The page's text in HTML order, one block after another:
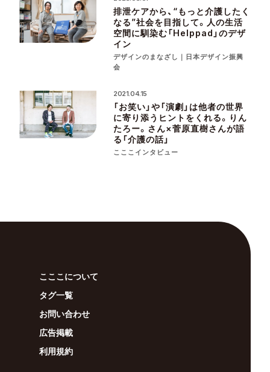
排泄ケアから、“もっと介護したく
なる”社会を目指して。人の生活
空間に馴染む「Helppad」のデザ
イン
デザインのまなざし｜日本デザイン振興
会
2021.04.15
「お笑い」や「演劇」は他者の世界
に寄り添うヒントをくれる。りん
たろー。さん×菅原直樹さんが語
る「介護の話」
こここインタビュー
こここについて
タグ一覧
お問い合わせ
広告掲載
利用規約